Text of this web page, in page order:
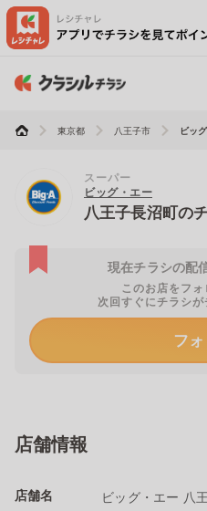
東京都 八王子市 ビッ
スーパー
ビッグ・エー
八王子長沼町の
現在チラシの配
このお店をフ
次回すぐにチラシが
フ
店舗情報
店舗名 ビッグ・エー 八